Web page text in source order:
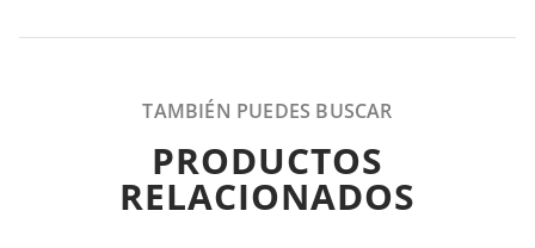
TAMBIÉN PUEDES BUSCAR
PRODUCTOS
RELACIONADOS